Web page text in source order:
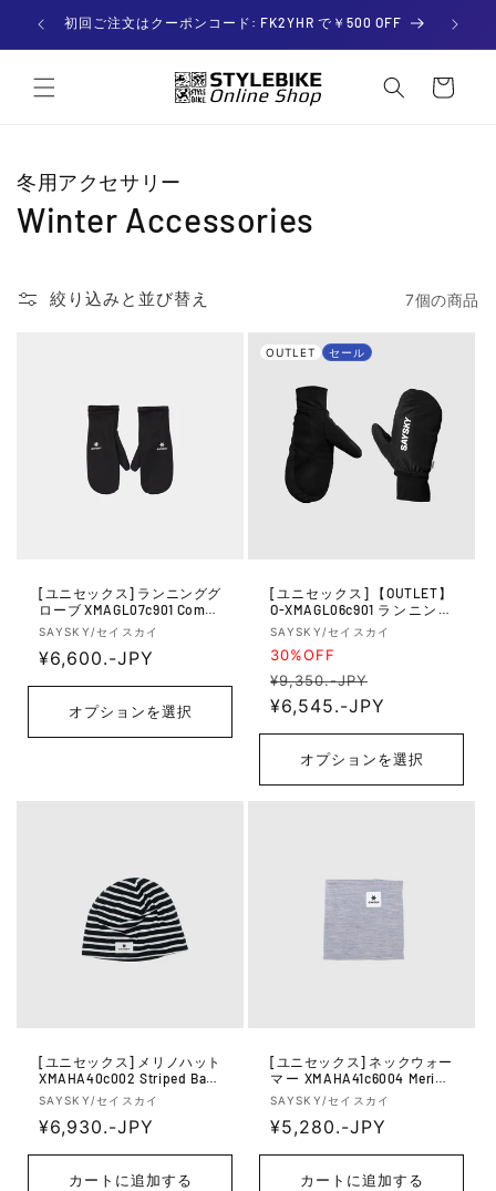
ンツに初回ご注文はクーポンコード: FK2YHR で￥500 OFF
ト
冬用アクセサリー
Winter Accessories
絞り込みと並び替え 7個の商品
[ユニセックス] ランニンググ
ローブ XMAGL07c901 Comba
t Mittens - Black
販
売
元:
SAYSKY/セイスカイ
通
常
格
¥6,600.-JPY
オプションを選択
OUTLET セール
[ユニセックス] 【OUTLET】
O-XMAGL06c901 ランニング
グローブ Xmagl06c901 Blaze
Mittens - Black
販
売
元:
SAYSKY/セイスカイ
30%OFF
通
常
価
¥9,350.-JPY
ル
価
格
¥6,545.-JPY
オプションを選択
[ユニセックス] メリノハット
XMAHA40c002 Striped Base
165 Merino Hat - Black/White
販
売
元:
SAYSKY/セイスカイ
通
常
¥6,930.-JPY
カートに追加する
[ユニセックス] ネックウォー
マー XMAHA41c6004 Merino
Base 165 Scarf - Grey
販
売
元:
SAYSKY/セイスカイ
通
常
¥5,280.-JPY
カートに追加する